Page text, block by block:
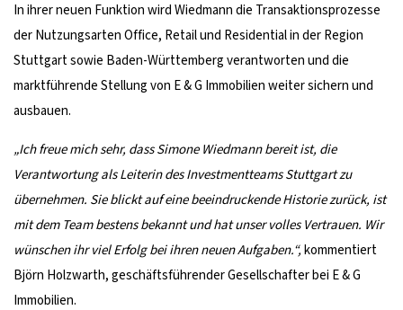
In ihrer neuen Funktion wird Wiedmann die Transaktionsprozesse
der Nutzungsarten Office, Retail und Residential in der Region
Stuttgart sowie Baden-Württemberg verantworten und die
marktführende Stellung von E & G Immobilien weiter sichern und
ausbauen.
„Ich freue mich sehr, dass Simone Wiedmann bereit ist, die
Verantwortung als Leiterin des Investmentteams Stuttgart zu
übernehmen. Sie blickt auf eine beeindruckende Historie zurück, ist
mit dem Team bestens bekannt und hat unser volles Vertrauen. Wir
wünschen ihr viel Erfolg bei ihren neuen Aufgaben.“, kommentiert
Björn Holzwarth, geschäftsführender Gesellschafter bei E & G
Immobilien.